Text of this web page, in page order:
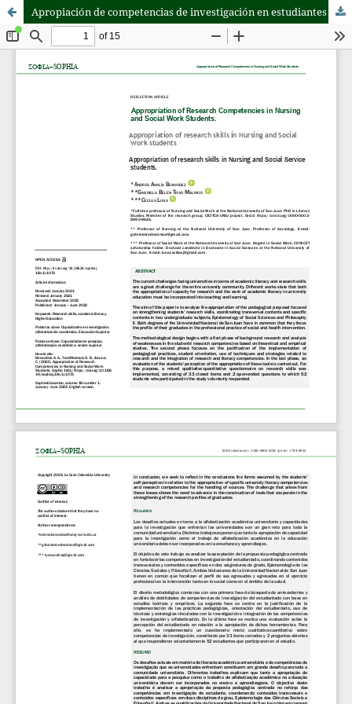
Apropiación de competencias de investigación en estudiantes de Enfermería y Trabajo Social